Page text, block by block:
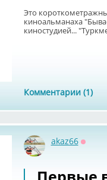
Это
киноальманаха
киностудией...
Комментарии (1)
akaz66